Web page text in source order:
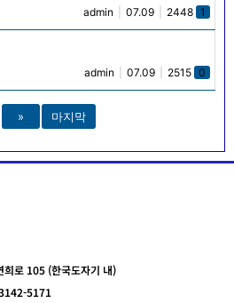
admin 07.09 2448 1
admin 07.09 2515 0
» 마지막
희로 105 (한국도자기 내)
5171